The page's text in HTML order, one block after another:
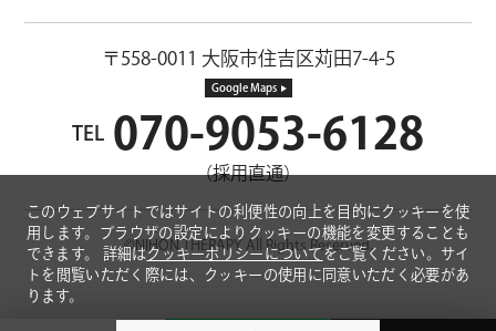
〒558-0011 大阪市住吉区苅田7-4-5
Google Maps
TEL 070-9053-6128
（採用直通）
©NIHON THERAPY All Rights Reserved.
このウェブサイトではサイトの利便性の向上を目的にクッキーを使
用します。ブラウザの設定によりクッキーの機能を変更することも
できます。
詳細はクッキーポリシーについてをご覧ください。サイ
トを閲覧いただく際には、クッキーの使用に同意いただく必要があ
ります。